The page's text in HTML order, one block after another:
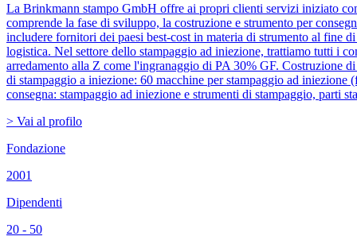
La Brinkmann stampo GmbH offre ai propri clienti servizi iniziato
comprende la fase di sviluppo, la costruzione e strumento per
includere fornitori dei paesi best-cost in materia di strumento al fine
logistica. Nel settore dello stampaggio ad iniezione, trattiamo tutti i
arredamento alla Z come l'ingranaggio di PA 30% GF. Costruzione
di stampaggio a iniezione: 60 macchine per stampaggio ad
consegna: stampaggio ad iniezione e strumenti di stampaggio, parti
> Vai al profilo
Fondazione
2001
Dipendenti
20 - 50